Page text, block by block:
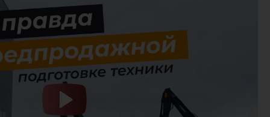
техники. На нашем сайте представлен широкий выбор